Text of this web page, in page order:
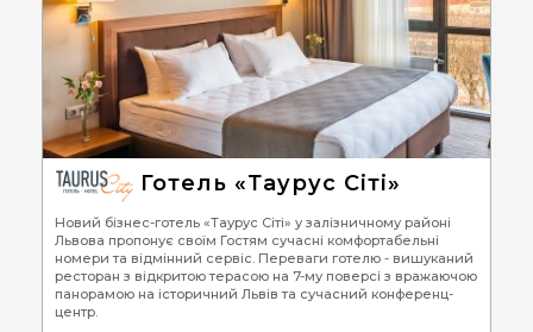
Готель «Таурус Сіті»
Новий бізнес-готель «Таурус Сіті» у залізничному районі
Львова пропонує своїм Гостям сучасні комфортабельні
номери та відмінний сервіс. Переваги готелю - вишуканий
ресторан з відкритою терасою на 7-му поверсі з вражаючою
панорамою на історичний Львів та сучасний конференц-
центр.